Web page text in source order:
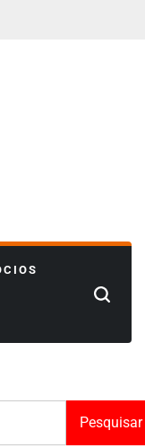
Search
Pesquisar